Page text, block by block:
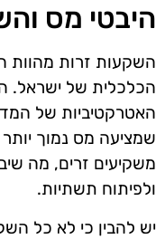
היבטי מס
השקעות זרות מהוות
הכלכלית של ישראל.
האטרקטיביות של
שמציעה מס נמוך יותר
משקיעים זרים, מה
ולפיתוח תשתיות.
יש להבין כי לא כל